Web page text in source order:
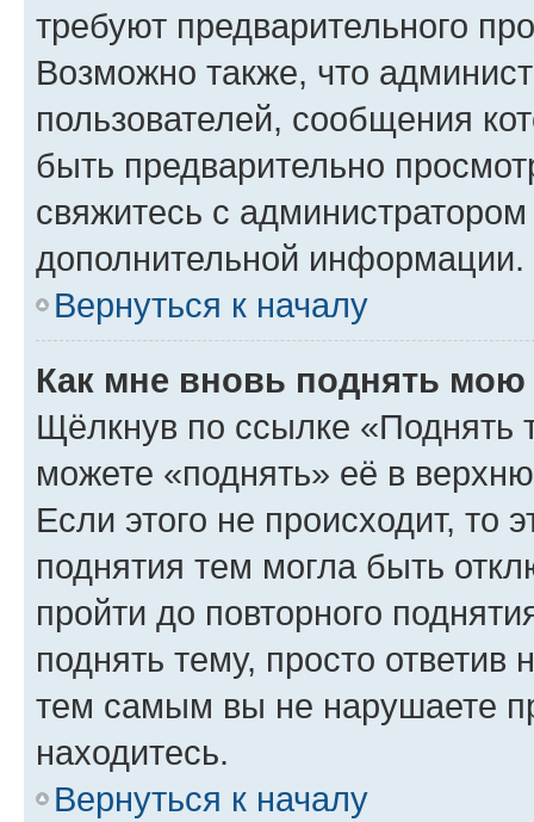
требуют предварительного
Возможно также, что
пользователей, сообщения
быть предварительно
свяжитесь с
дополнительной информации.
Вернуться к началу
Как мне вновь поднять мою
Щёлкнув по ссылке «Поднять
можете «поднять» её в
Если этого не происходит, то
поднятия тем могла быть
пройти до повторного
поднять тему, просто ответив
тем самым вы не нарушаете
находитесь.
Вернуться к началу